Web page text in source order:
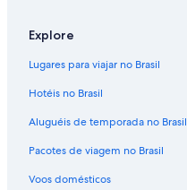
Explore
Lugares para viajar no Brasil
Hotéis no Brasil
Aluguéis de temporada no Brasil
Pacotes de viagem no Brasil
Voos domésticos